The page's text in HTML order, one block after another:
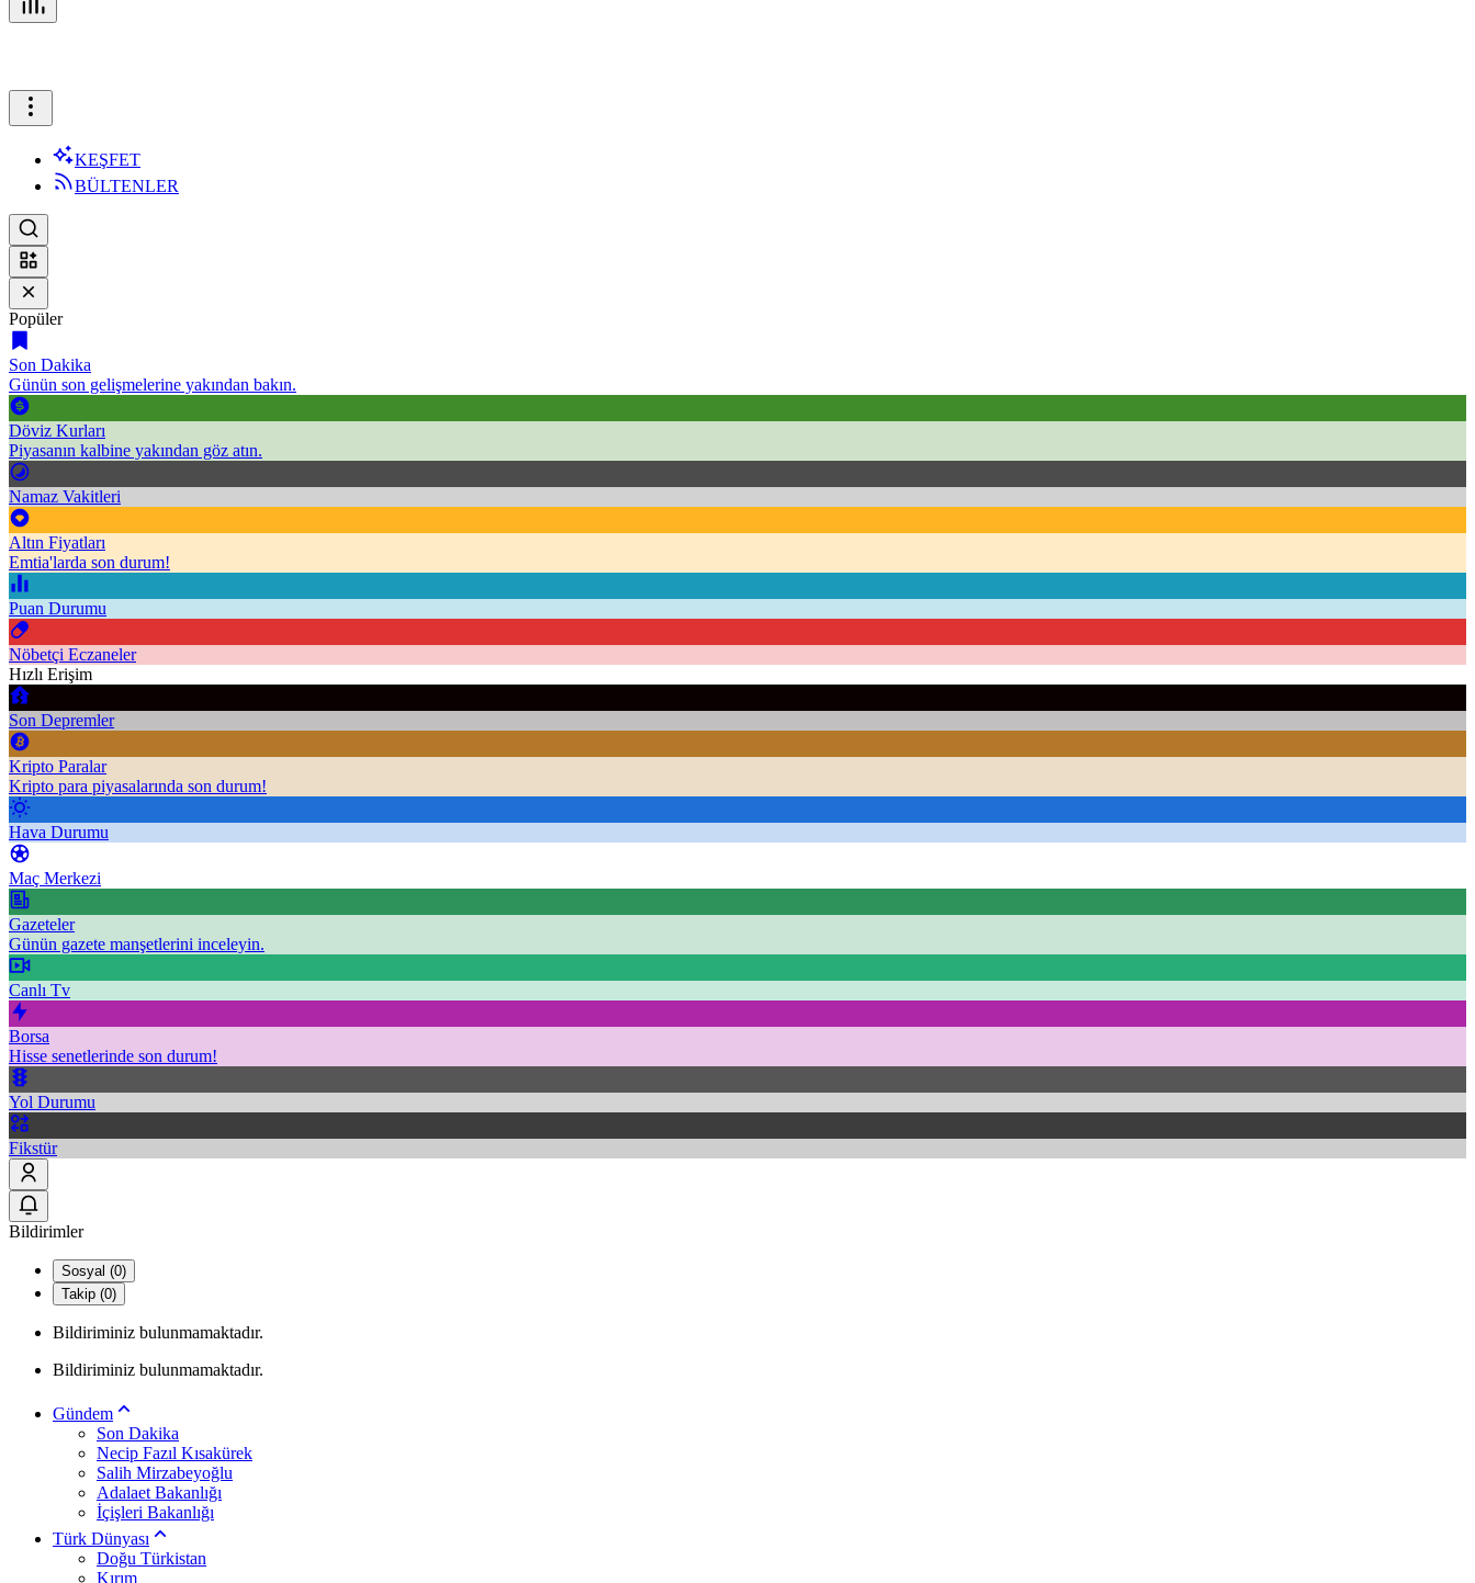
KEŞFET
BÜLTENLER
Popüler
Son Dakika
Günün son gelişmelerine yakından bakın.
Döviz Kurları
Piyasanın kalbine yakından göz atın.
Namaz Vakitleri
Altın Fiyatları
Emtia'larda son durum!
Puan Durumu
Nöbetçi Eczaneler
Hızlı Erişim
Son Depremler
Kripto Paralar
Kripto para piyasalarında son durum!
Hava Durumu
Maç Merkezi
Gazeteler
Günün gazete manşetlerini inceleyin.
Canlı Tv
Borsa
Hisse senetlerinde son durum!
Yol Durumu
Fikstür
Bildirimler
Sosyal (0)
Takip (0)
Bildiriminiz bulunmamaktadır.
Bildiriminiz bulunmamaktadır.
Gündem
Son Dakika
Necip Fazıl Kısakürek
Salih Mirzabeyoğlu
Adalaet Bakanlığı
İçişleri Bakanlığı
Türk Dünyası
Doğu Türkistan
Kırım